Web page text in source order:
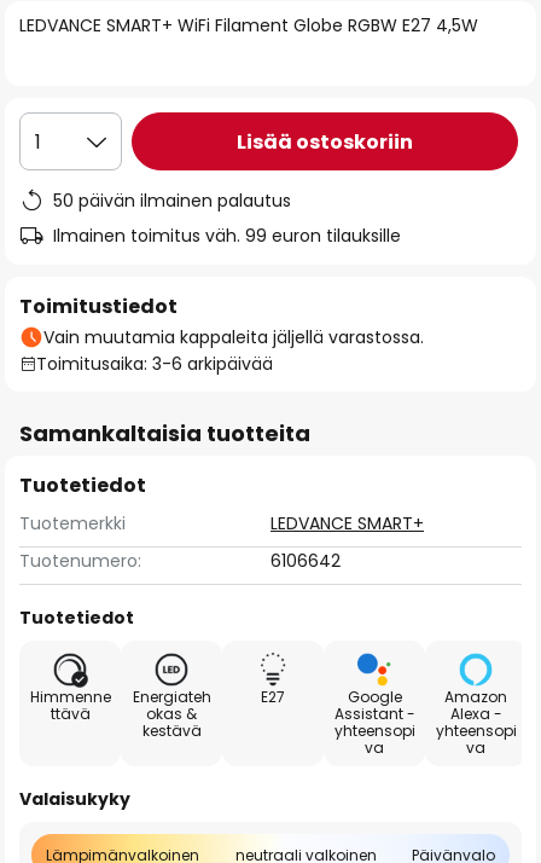
of
gallery
LEDVANCE SMART+ WiFi Filament Globe RGBW E27 4,5W
1 Lisää ostoskoriin
50 päivän ilmainen palautus
Ilmainen toimitus väh. 99 euron tilauksille
Toimitustiedot
Vain muutamia kappaleita jäljellä varastossa.
Toimitusaika: 3-6 arkipäivää
Samankaltaisia tuotteita
Tuotetiedot
Tuotemerkki
LEDVANCE SMART+
Tuotenumero:
6106642
Tuotetiedot
Himmenne
ttävä
Energiateh
okas &
kestävä
E27
Google
Assistant -
yhteensopi
va
Amazon
Alexa -
yhteensopi
va
Valaisukyky
Lämpimänvalkoinen neutraali valkoinen Päivänvalo